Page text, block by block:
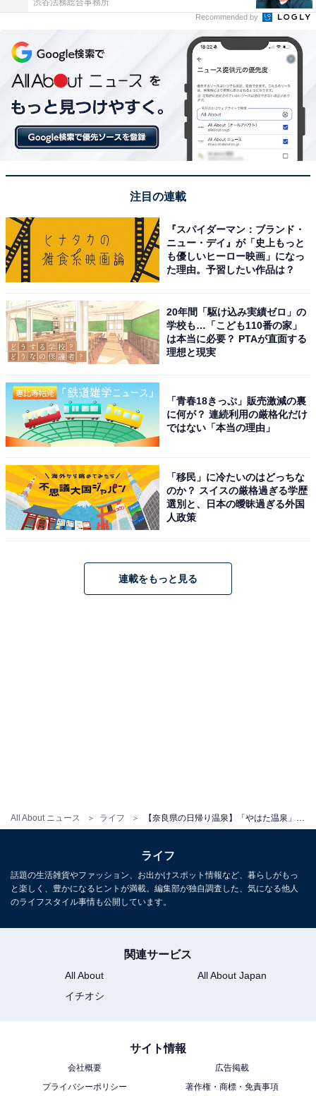
All About ニュース ライフ
です。空いていてのんびり入れる点がとても気に入
隣接するふるさと村でキャンプや川遊びをした後に
立ち寄りました。お湯はやわらかくて疲れた体に染
み渡る気持ちよさで、温泉上がりの休憩室もゆった
次ページ
「やはた温泉」のアクセスや料金
情報も見る
こちらもおすすめ
渋谷法務総合事務所
Recommended by
注目の連載
『スパイダーマン：ブランド・
ニュー・デイ』が「史上もっと
も優しいヒーロー映画」になっ
た理由。予習したい作品は？
20年間「駆け込み実績ゼロ」の
学校も…「こども110番の家」
は本当に必要？ PTAが直面する
理想と現実
「青春18きっぷ」販売激減の裏
に何が？ 連続利用の厳格化だけ
ではない「本当の理由」
「移民」に冷たいのはどっちな
のか？ スイスの厳格過ぎる学歴
選別と、日本の曖昧過ぎる外国
人政策
連載をもっと見る
ライフ
話題の生活雑貨やファッション、お出かけスポット情報など、暮らしがもっ
と楽しく、豊かになるヒントが満載。編集部が独自調査した、気になる他人
のライフスタイル事情も公開しています。
関連サービス
All About
All About Japan
イチオシ
サイト情報
会社概要
広告掲載
プライバシーポリシー
著作権・商標・免責事項